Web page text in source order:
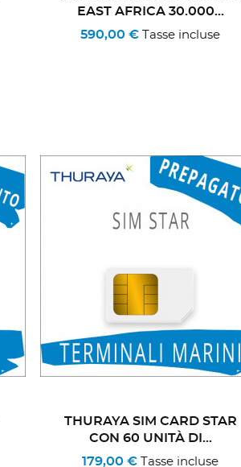
EAST AFRICA 30.000...
590,00 € Tasse incluse
THURAYA SIM CARD STAR
CON 60 UNITÀ DI...
179,00 € Tasse incluse